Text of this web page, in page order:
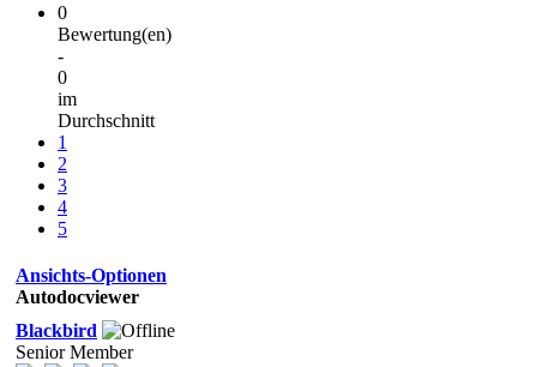
0
Bewertung(en)
-
0
im
Durchschnitt
1
2
3
4
5
Ansichts-Optionen
Autodocviewer
Blackbird
Senior Member